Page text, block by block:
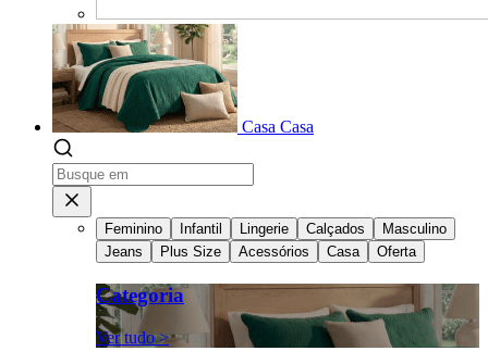
Casa Casa
Feminino Infantil Lingerie Calçados
Masculino
Jeans
Plus Size Acessórios Casa Oferta
Categoria
Ver tudo >